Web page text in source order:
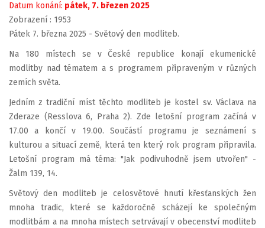
Datum konání: pátek, 7. březen 2025
Zobrazení : 1953
Pátek 7. března 2025 - Světový den modliteb.
Na 180 místech se v České republice konají ekumenické
modlitby nad tématem a s programem připraveným v různých
zemích světa.
Jedním z tradiční míst těchto modliteb je kostel sv. Václava na
Zderaze (Resslova 6, Praha 2). Zde letošní program začíná v
17.00 a končí v 19.00. Součástí programu je seznámení s
kulturou a situací země, která ten který rok program připravila.
Letošní program má téma: "Jak podivuhodně jsem utvořen" -
Žalm 139, 14.
Světový den modliteb je celosvětové hnutí křesťanských žen
mnoha tradic, které se každoročně scházejí ke společným
modlitbám a na mnoha místech setrvávají v obecenství modliteb